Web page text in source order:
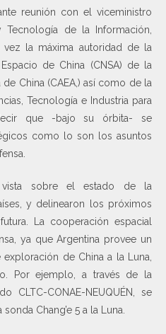
reunión con el viceministro
de la Información,
la máxima autoridad de la
de China (CNSA) de la
China (CAEA,) así como de la
Tecnología e Industria para
que -bajo su órbita- se
como lo son los asuntos
vista sobre el estado de la
y delinearon los próximos
La cooperación espacial
ya que Argentina provee un
de China a la Luna,
Por ejemplo, a través de la
CLTC-CONAE-NEUQUÉN, se
Chang’e 5 a la Luna.